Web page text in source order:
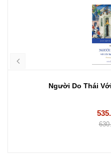
Người Do Thái